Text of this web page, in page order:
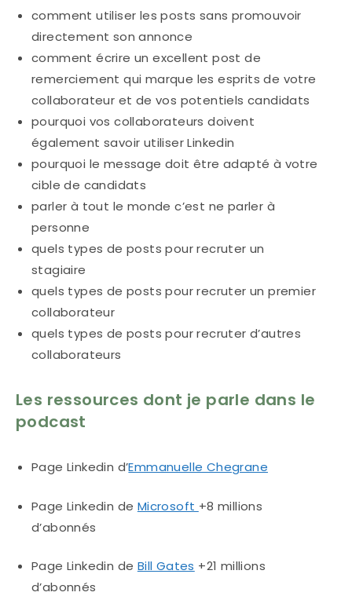
comment utiliser les posts sans promouvoir
directement son annonce
comment écrire un excellent post de
remerciement qui marque les esprits de votre
collaborateur et de vos potentiels candidats
pourquoi vos collaborateurs doivent
également savoir utiliser Linkedin
pourquoi le message doit être adapté à votre
cible de candidats
parler à tout le monde c’est ne parler à
personne
quels types de posts pour recruter un
stagiaire
quels types de posts pour recruter un premier
collaborateur
quels types de posts pour recruter d’autres
collaborateurs
Les ressources dont je parle dans le
podcast
Page Linkedin d’Emmanuelle Chegrane
Page Linkedin de Microsoft +8 millions
d’abonnés
Page Linkedin de Bill Gates +21 millions
d’abonnés